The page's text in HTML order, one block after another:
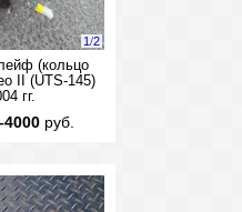
1/2
(кольцо
II (UTS-145)
гг.
руб.